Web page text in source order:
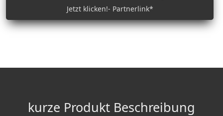
Jetzt klicken!- Partnerlink*
kurze Produkt Beschreibung